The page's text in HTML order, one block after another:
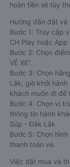
hoàn tiền sẽ tùy
Hướng dẫn đặt vé
Bước 1: Truy cập
CH Play hoặc App
Bước 2: Chọn
VÉ XE”.
Bước 3: Chọn
Lắk, giờ khởi
khách muốn đi để
Bước 4: Chọn vị
thông tin hành
Súp - Đắk Lắk
Bước 5: Chọn
thanh toán vé.
Việc đặt mua và